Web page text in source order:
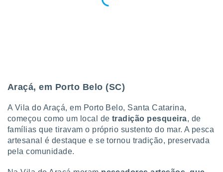
num
para
utilizar
criar
Araçá, em Porto Belo (SC)
A Vila do Araçá, em Porto Belo, Santa Catarina,
começou como um local de tradição pesqueira, de
famílias que tiravam o próprio sustento do mar. A pesca
artesanal é destaque e se tornou tradição, preservada
pela comunidade.